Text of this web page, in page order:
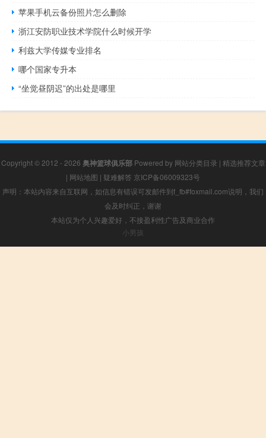
苹果手机云备份照片怎么删除
浙江安防职业技术学院什么时候开学
利兹大学传媒专业排名
哪个国家专升本
“坐觉昼阴迟”的出处是哪里
Copyright © 2012 - 2026 奥神篮球俱乐部Powered by 网站分类目录 | 精选推荐文章
| 网站地图 | 疑难解答 京ICP备06009323号
声明：本站内容来自互联网，如信息有错误可发邮件到f_fb#foxmail.com说明，我们
会及时纠正，谢谢
本站仅为个人兴趣爱好，不接盈利性广告及商业合作
小男孩